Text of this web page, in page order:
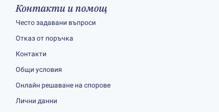
Контакти и помощ
Често задавани въпроси
Отказ от поръчка
Контакти
Общи условия
Онлайн решаване на спорове
Лични данни